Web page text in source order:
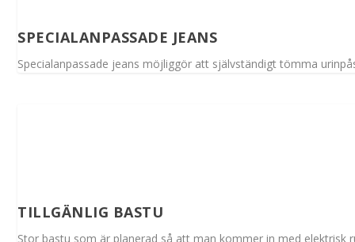
SPECIALANPASSADE JEANS
Specialanpassade jeans möjliggör att självständigt tömma
TILLGÄNLIG BASTU
Stor bastu som är planerad så att man kommer in med elektrisk